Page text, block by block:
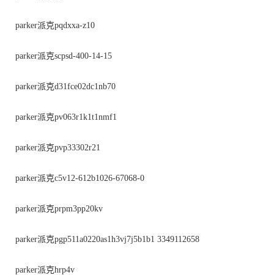
parker派克pqdxxa-z10
parker派克scpsd-400-14-15
parker派克d31fce02dc1nb70
parker派克pv063r1k1t1nmf1
parker派克pvp33302r21
parker派克c5v12-612b1026-67068-0
parker派克prpm3pp20kv
parker派克pgp511a0220as1h3vj7j5b1b1 3349112658
parker派克hrp4v